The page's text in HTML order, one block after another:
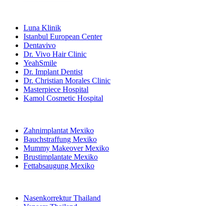
Luna Klinik
Istanbul European Center
Dentavivo
Dr. Vivo Hair Clinic
YeahSmile
Dr. Implant Dentist
Dr. Christian Morales Clinic
Masterpiece Hospital
Kamol Cosmetic Hospital
Zahnimplantat Mexiko
Bauchstraffung Mexiko
Mummy Makeover Mexiko
Brustimplantate Mexiko
Fettabsaugung Mexiko
Nasenkorrektur Thailand